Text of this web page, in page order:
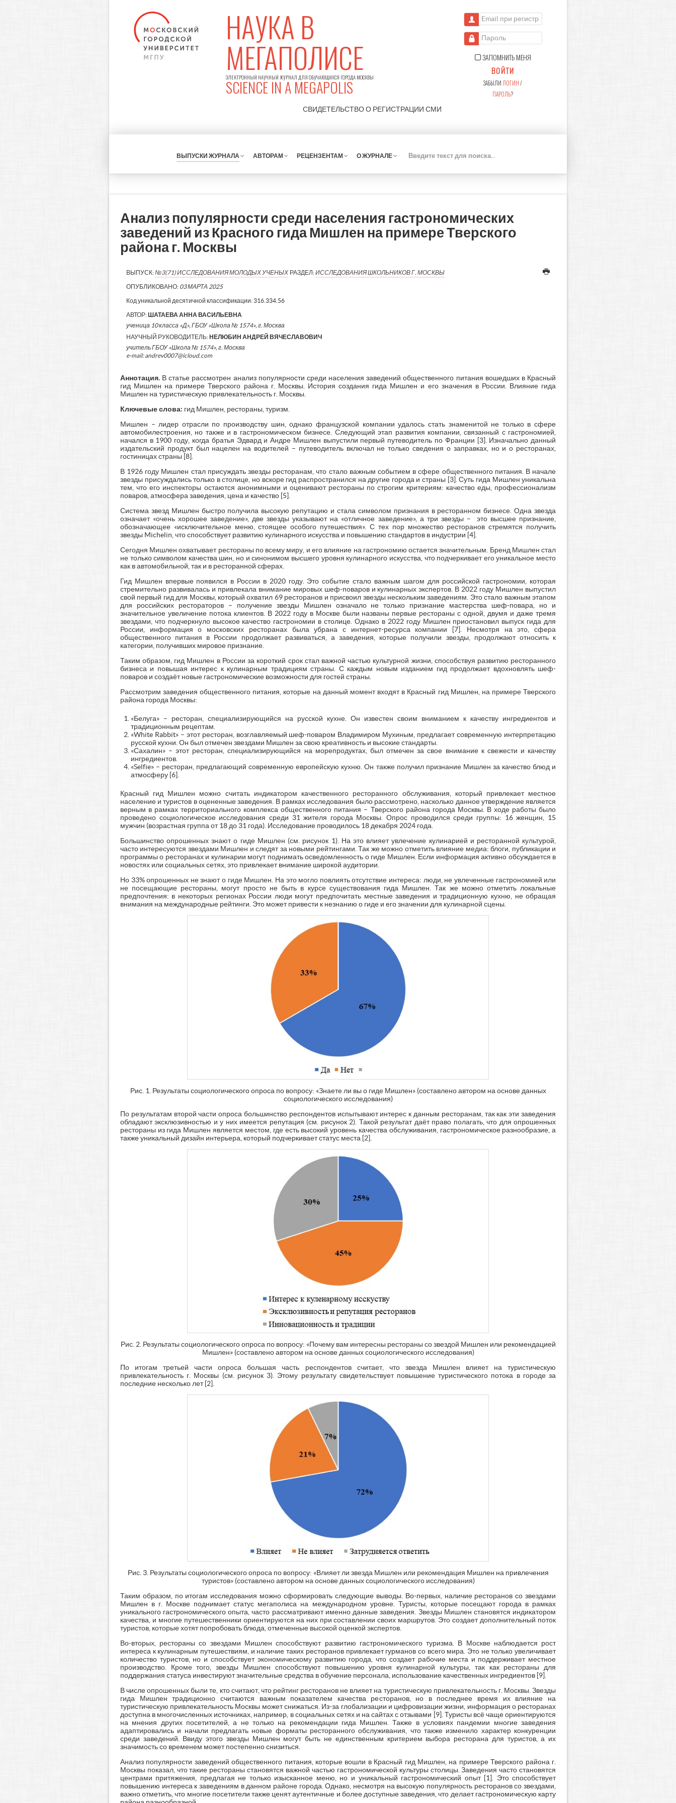
НАУКА В
МЕГАПОЛИСЕ
ЭЛЕКТРОННЫЙ НАУЧНЫЙ ЖУРНАЛ ДЛЯ ОБУЧАЮЩИХСЯ ГОРОДА МОСКВЫ
SCIENCE IN A MEGAPOLIS
СВИДЕТЕЛЬСТВО О РЕГИСТРАЦИИ СМИ
Email при регистрации
Пароль
ЗАПОМНИТЬ МЕНЯ
ВОЙТИ
ЗАБЫЛИ ЛОГИН/
ПАРОЛЬ?
ВЫПУСКИ ЖУРНАЛА АВТОРАМ РЕЦЕНЗЕНТАМ О ЖУРНАЛЕ
К
Анализ популярности среди населения гастрономических
заведений из Красного гида Мишлен на примере Тверского
района г. Москвы
ВЫПУСК:№3(71) ИССЛЕДОВАНИЯ МОЛОДЫХ УЧЕНЫХ РАЗДЕЛ:ИССЛЕДОВАНИЯ ШКОЛЬНИКОВ Г. МОСКВЫ
ОПУБЛИКОВАНО: 03 МАРТА 2025
Код уникальной десятичной классификации: 316.334.56
АВТОР: ШАТАЕВА АННА ВАСИЛЬЕВНА
ученица 10 класса «Д», ГБОУ «Школа № 1574», г. Москва
НАУЧНЫЙ РУКОВОДИТЕЛЬ: НЕЛЮБИН АНДРЕЙ ВЯЧЕСЛАВОВИЧ
учитель ГБОУ «Школа № 1574», г. Москва
e-mail: andrev0007@icloud.com
Аннотация.В статье рассмотрен анализ популярности среди населения заведений общественного питания вошедших в Красный
гид Мишлен на примере Тверского района г. Москвы. История создания гида Мишлен и его значения в России. Влияние гида
Мишлен на туристическую привлекательность г. Москвы.
Ключевые слова: гид Мишлен, рестораны, туризм.
Мишлен – лидер отрасли по производству шин, однако французской компании удалось стать знаменитой не только в сфере
автомобилестроения, но также и в гастрономическом бизнесе. Следующий этап развития компании, связанный с гастрономией,
начался в 1900 году, когда братья Эдвард и Андре Мишлен выпустили первый путеводитель по Франции [3]. Изначально данный
издательский продукт был нацелен на водителей – путеводитель включал не только сведения о заправках, но и о ресторанах,
гостиницах страны [8].
В 1926 году Мишлен стал присуждать звезды ресторанам, что стало важным событием в сфере общественного питания. В начале
звезды присуждались только в столице, но вскоре гид распространился на другие города и страны [3]. Суть гида Мишлен уникальна
тем, что его инспекторы остаются анонимными и оценивают рестораны по строгим критериям: качество еды, профессионализм
поваров, атмосфера заведения, цена и качество [5].
Система звезд Мишлен быстро получила высокую репутацию и стала символом признания в ресторанном бизнесе. Одна звезда
означает «очень хорошее заведение», две звезды указывают на «отличное заведение», а три звезды – это высшее признание,
обозначающее «исключительное меню, стоящее особого путешествия». С тех пор множество ресторанов стремятся получить
звезды Michelin, что способствует развитию кулинарного искусства и повышению стандартов в индустрии [4].
Сегодня Мишлен охватывает рестораны по всему миру, и его влияние на гастрономию остается значительным. Бренд Мишлен стал
не только символом качества шин, но и синонимом высшего уровня кулинарного искусства, что подчеркивает его уникальное место
как в автомобильной, так и в ресторанной сферах.
Гид Мишлен впервые появился в России в 2020 году. Это событие стало важным шагом для российской гастрономии, которая
стремительно развивалась и привлекала внимание мировых шеф-поваров и кулинарных экспертов. В 2022 году Мишлен выпустил
свой первый гид для Москвы, который охватил 69 ресторанов и присвоил звезды нескольким заведениям. Это стало важным этапом
для российских рестораторов – получение звезды Мишлен означало не только признание мастерства шеф-повара, но и
значительное увеличение потока клиентов. В 2022 году в Москве были названы первые рестораны с одной, двумя и даже тремя
звездами, что подчеркнуло высокое качество гастрономии в столице. Однако в 2022 году Мишлен приостановил выпуск гида для
России, информация о московских ресторанах была убрана с интернет-ресурса компании [7]. Несмотря на это, сфера
общественного питания в России продолжает развиваться, а заведения, которые получили звезды, продолжают относить к
категории, получивших мировое признание.
Таким образом, гид Мишлен в России за короткий срок стал важной частью культурной жизни, способствуя развитию ресторанного
бизнеса и повышая интерес к кулинарным традициям страны. С каждым новым изданием гид продолжает вдохновлять шеф-
поваров и создаёт новые гастрономические возможности для гостей страны.
Рассмотрим заведения общественного питания, которые на данный момент входят в Красный гид Мишлен, на примере Тверского
района города Москвы:
«Белуга» – ресторан, специализирующийся на русской кухне. Он известен своим вниманием к качеству ингредиентов и
традиционным рецептам.
«White Rabbit» – этот ресторан, возглавляемый шеф-поваром Владимиром Мухиным, предлагает современную интерпретацию
русской кухни. Он был отмечен звездами Мишлен за свою креативность и высокие стандарты.
«Сахалин» – этот ресторан, специализирующийся на морепродуктах, был отмечен за свое внимание к свежести и качеству
ингредиентов.
«Selfie» – ресторан, предлагающий современную европейскую кухню. Он также получил признание Мишлен за качество блюд и
атмосферу [6].
Красный гид Мишлен можно считать индикатором качественного ресторанного обслуживания, который привлекает местное
население и туристов в оцененные заведения. В рамках исследования было рассмотрено, насколько данное утверждение является
верным в рамках территориального комплекса общественного питания – Тверского района города Москвы. В ходе работы было
проведено социологическое исследования среди 31 жителя города Москвы. Опрос проводился среди группы: 16 женщин, 15
мужчин (возрастная группа от 18 до 31 года). Исследование проводилось 18 декабря 2024 года.
Большинство опрошенных знают о гиде Мишлен (см. рисунок 1). На это влияет увлечение кулинарией и ресторанной культурой,
часто интересуются звездами Мишлен и следят за новыми рейтингами. Так же можно отметить влияние медиа: блоги, публикации и
программы о ресторанах и кулинарии могут поднимать осведомленность о гиде Мишлен. Если информация активно обсуждается в
новостях или социальных сетях, это привлекает внимание широкой аудитории.
Но 33% опрошенных не знают о гиде Мишлен. На это могло повлиять отсутствие интереса: люди, не увлеченные гастрономией или
не посещающие рестораны, могут просто не быть в курсе существования гида Мишлен. Так же можно отметить локальные
предпочтения: в некоторых регионах России люди могут предпочитать местные заведения и традиционную кухню, не обращая
внимания на международные рейтинги. Это может привести к незнанию о гиде и его значении для кулинарной сцены.
Рис. 1. Результаты социологического опроса по вопросу: «Знаете ли вы о гиде Мишлен» (составлено автором на основе данных
социологического исследования)
По результатам второй части опроса большинство респондентов испытывают интерес к данным ресторанам, так как эти заведения
обладают эксклюзивностью и у них имеется репутация (см. рисунок 2). Такой результат даёт право полагать, что для опрошенных
рестораны из гида Мишлен является местом, где есть высокий уровень качества обслуживания, гастрономическое разнообразие, а
также уникальный дизайн интерьера, который подчеркивает статус места [2].
Рис. 2. Результаты социологического опроса по вопросу: «Почему вам интересны рестораны со звездой Мишлен или рекомендацией
Мишлен» (составлено автором на основе данных социологического исследования)
По итогам третьей части опроса большая часть респондентов считает, что звезда Мишлен влияет на туристическую
привлекательность г. Москвы (см. рисунок 3). Этому результату свидетельствует повышение туристического потока в городе за
последние несколько лет [2].
Рис. 3. Результаты социологического опроса по вопросу: «Влияет ли звезда Мишлен или рекомендация Мишлен на привлечения
туристов» (составлено автором на основе данных социологического исследования)
Таким образом, по итогам исследования можно сформировать следующие выводы. Во-первых, наличие ресторанов со звездами
Мишлен в г. Москве поднимает статус мегаполиса на международном уровне. Туристы, которые посещают города в рамках
уникального гастрономического опыта, часто рассматривают именно данные заведения. Звезды Мишлен становятся индикатором
качества, и многие путешественники ориентируются на них при составлении своих маршрутов. Это создает дополнительный поток
туристов, которые хотят попробовать блюда, отмеченные высокой оценкой экспертов.
Во-вторых, рестораны со звездами Мишлен способствуют развитию гастрономического туризма. В Москве наблюдается рост
интереса к кулинарным путешествиям, и наличие таких ресторанов привлекает гурманов со всего мира. Это не только увеличивает
количество туристов, но и способствует экономическому развитию города, что создает рабочие места и поддерживает местное
производство. Кроме того, звезды Мишлен способствуют повышению уровня кулинарной культуры, так как рестораны для
поддержания статуса инвестируют значительные средства в обучение персонала, использование качественных ингредиентов [9].
В числе опрошенных были те, кто считают, что рейтинг ресторанов не влияет на туристическую привлекательность г. Москвы. Звезды
гида Мишлен традиционно считаются важным показателем качества ресторанов, но в последнее время их влияние на
туристическую привлекательность Москвы может снижаться. Из-за глобализации и цифровизации жизни, информация о ресторанах
доступна в многочисленных источниках, например, в социальных сетях и на сайтах с отзывами [9]. Туристы всё чаще ориентируются
на мнения других посетителей, а не только на рекомендации гида Мишлен. Также в условиях пандемии многие заведения
адаптировались и начали предлагать новые форматы ресторанного обслуживания, что также изменило характер конкуренции
среди заведений. Ввиду этого звезды Мишлен могут быть не единственным критерием выбора ресторана для туристов, а их
значимость со временем может постепенно снизиться.
Анализ популярности заведений общественного питания, которые вошли в Красный гид Мишлен, на примере Тверского района г.
Москвы показал, что такие рестораны становятся важной частью гастрономической культуры столицы. Заведения часто становятся
центрами притяжения, предлагая не только изысканное меню, но и уникальный гастрономический опыт [1]. Это способствует
повышению интереса к заведениям в данном районе города. Однако, несмотря на высокую популярность ресторанов со звездами,
важно отметить, что многие посетители также ценят аутентичные и более доступные заведения, что делает гастрономическую карту